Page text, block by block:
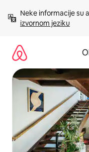
sadržaj
Neke informacije su
izvornom jeziku